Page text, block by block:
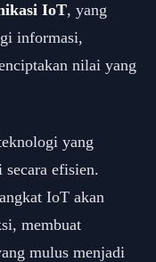
IoT, yang
informasi,
nilai yang
yang
efisien.
IoT akan
membuat
mulus menjadi